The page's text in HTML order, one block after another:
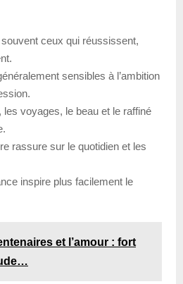
ceux qui réussissent,
sensibles à l’ambition
les voyages, le beau et le raffiné
rassure sur le quotidien et les
inspire plus facilement le
et l’amour : fort